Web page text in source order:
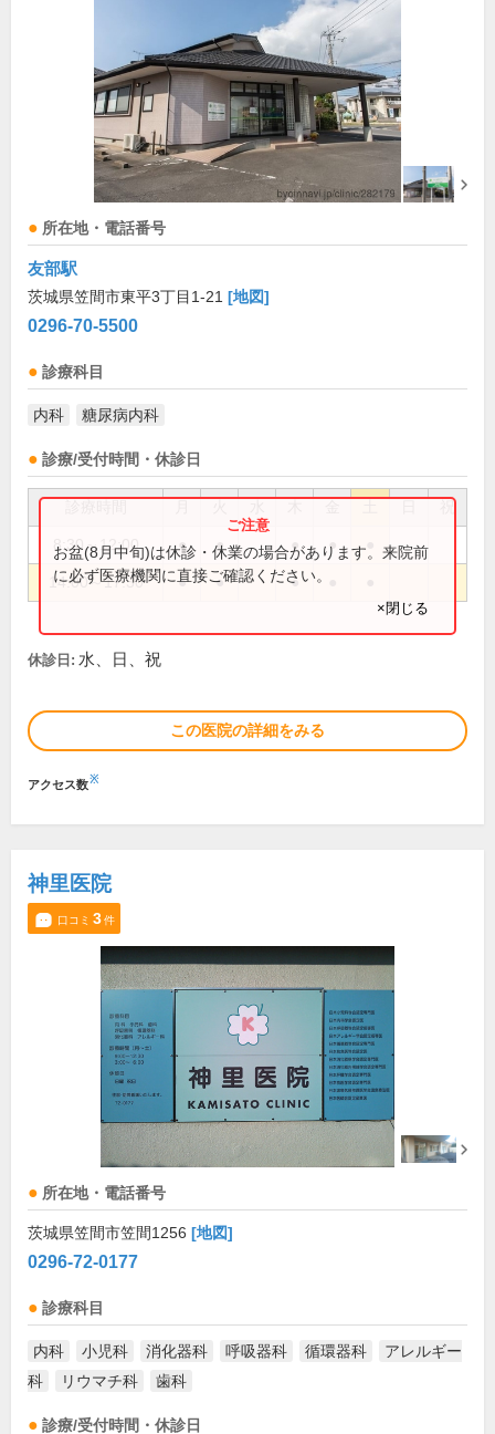
所在地・電話番号
友部駅
茨城県笠間市東平3丁目1-21 [地図]
0296-70-5500
診療科目
内科 糖尿病内科
診療/受付時間・休診日
祝
8:30～12:00 ● ● ● ●
14:00～17:30 ● ● ●
お盆(8月中旬)は休診・休業の場合があります。来院前
に必ず医療機関に直接ご確認ください。
×閉じる
休診日: 水、日、祝
この医院の詳細をみる
アクセス数※
神里医院
口コミ 3件
所在地・電話番号
茨城県笠間市笠間1256 [地図]
0296-72-0177
診療科目
内科 小児科 消化器科 呼吸器科 循環器科
アレルギー
科
リウマチ科 歯科
診療/受付時間・休診日